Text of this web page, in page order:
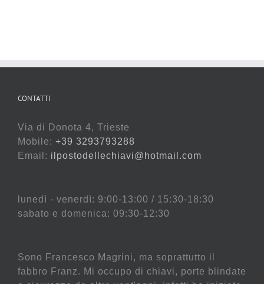
CONTATTI
Via di Donota 4, Trieste
Mobile: +39 3293793288
Email: ilpostodellechiavi@hotmail.com
lunedì - venerdì: 9:00-13:00 / 15:30-18:30
sabato e domenica: 09:30-12:30
Sono Francesco Magrini, ma soprattutto il
fabbro Franz. Mi occupo di chiavi, porte blindate